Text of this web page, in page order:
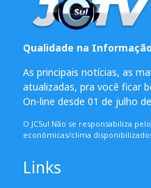
Qualidade na Informação
As principais notícias, as
atualizadas, pra você ficar
On-line desde 01 de julho
O JCSul Não se responsabiliza
econômicas/clima
Links